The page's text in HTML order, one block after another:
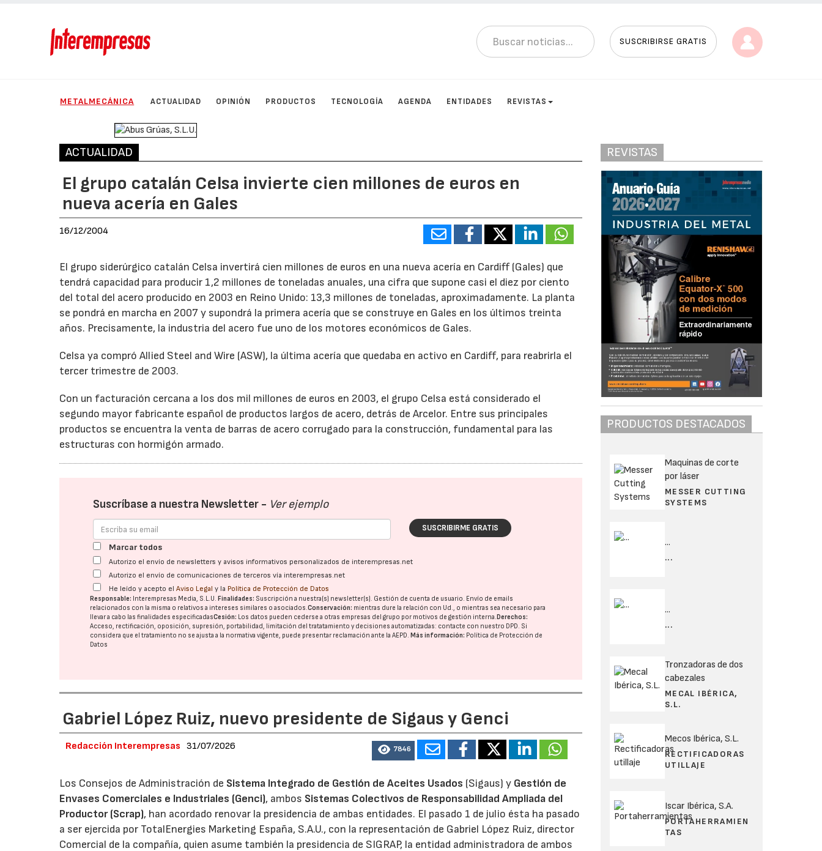
SUSCRIBIRSE GRATIS
METALMECÁNICA ACTUALIDAD OPINIÓN PRODUCTOS TECNOLOGÍA AGENDA ENTIDADES REVISTAS
ACTUALIDAD
El grupo catalán Celsa invierte cien millones de euros en
nueva acería en Gales
16/12/2004
El grupo siderúrgico catalán Celsa invertirá cien millones de euros en una nueva acería en Cardiff (Gales) que
tendrá capacidad para producir 1,2 millones de toneladas anuales, una cifra que supone casi el diez por ciento
del total del acero producido en 2003 en Reino Unido: 13,3 millones de toneladas, aproximadamente. La planta
se pondrá en marcha en 2007 y supondrá la primera acería que se construye en Gales en los últimos treinta
años. Precisamente, la industria del acero fue uno de los motores económicos de Gales.
Celsa ya compró Allied Steel and Wire (ASW), la última acería que quedaba en activo en Cardiff, para reabrirla el
tercer trimestre de 2003.
Con un facturación cercana a los dos mil millones de euros en 2003, el grupo Celsa está considerado el
segundo mayor fabricante español de productos largos de acero, detrás de Arcelor. Entre sus principales
productos se encuentra la venta de barras de acero corrugado para la construcción, fundamental para las
estructuras con hormigón armado.
Suscríbase a nuestra Newsletter - Ver ejemplo
SUSCRIBIRME GRATIS
Marcar todos
Autorizo el envío de newsletters y avisos informativos personalizados de interempresas.net
Autorizo el envío de comunicaciones de terceros vía interempresas.net
He leído y acepto elAviso Legal y la Política de Protección de Datos
Responsable: Interempresas Media, S.L.U. Finalidades: Suscripción a nuestra(s) newsletter(s). Gestión de cuenta de usuario. Envío de emails
relacionados con la misma o relativos a intereses similares o asociados.Conservación: mientras dure la relación con Ud., o mientras sea necesario para
llevar a cabo las finalidades especificadasCesión: Los datos pueden cederse a otras empresas del grupo por motivos de gestión interna. Derechos:
Acceso, rectificación, oposición, supresión, portabilidad, limitación del tratatamiento y decisiones automatizadas: contacte con nuestro DPD. Si
considera que el tratamiento no se ajusta a la normativa vigente, puede presentar reclamación ante laAEPD. Más información: Política de Protección de
Datos
Gabriel López Ruiz, nuevo presidente de Sigaus y Genci
Redacción Interempresas 31/07/2026 7846
Los Consejos de Administración de Sistema Integrado de Gestión de Aceites Usados (Sigaus) y Gestión de
Envases Comerciales e Industriales (Genci), ambos Sistemas Colectivos de Responsabilidad Ampliada del
Productor (Scrap), han acordado renovar la presidencia de ambas entidades. El pasado 1 de julio ésta ha pasado
a ser ejercida por TotalEnergies Marketing España, S.A.U., con la representación de Gabriel López Ruiz, director
Comercial de la compañía, quien asume también la presidencia de SIGRAP, la entidad administradora de ambos
REVISTAS
PRODUCTOS DESTACADOS
Maquinas de corte
por láser
MESSER CUTTING
SYSTEMS
...
...
...
...
Tronzadoras de dos
cabezales
MECAL IBÉRICA,
S.L.
Mecos Ibérica, S.L.
RECTIFICADORAS
UTILLAJE
Iscar Ibérica, S.A.
PORTAHERRAMIEN
TAS